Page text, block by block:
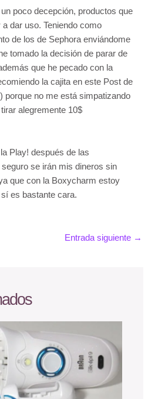
poco decepción, productos que
dar uso. Teniendo como
de los de Sephora enviándome
tomado la decisión de parar de
que he pecado con la
la cajita en este Post de
) porque no me está simpatizando
alegremente 10$
Play! después de las
se irán mis dineros sin
que con la Boxycharm estoy
es bastante cara.
Entrada siguiente →